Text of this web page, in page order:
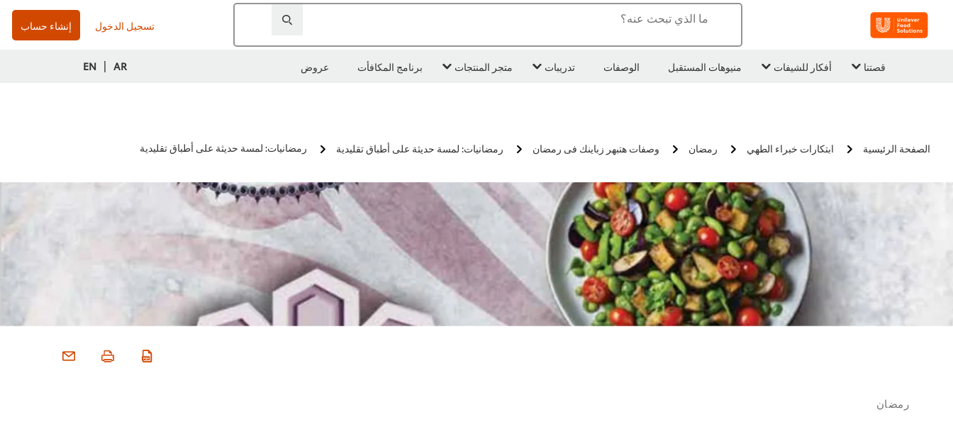
ما الذي تبحث عنه؟ تسجيل الدخول إنشاء حساب
قصتنا أفكار للشيفات منيوهات المستقبل الوصفات تدريبات متجر المنتجات برنامج المكافأت عروض AR
|
EN
الصفحة الرئيسية ابتكارات خبراء الطهي رمضان وصفات هتبهر زباينك فى رمضان رمضانيات: لمسة حديثة على أطباق تقليدية رمضانيات: لمسة حديثة على أطباق تقليدية
رمضان